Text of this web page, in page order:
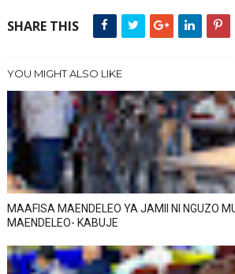
SHARE THIS
YOU MIGHT ALSO LIKE
MAAFISA MAENDELEO YA JAMII NI NGUZO
MAENDELEO- KABUJE